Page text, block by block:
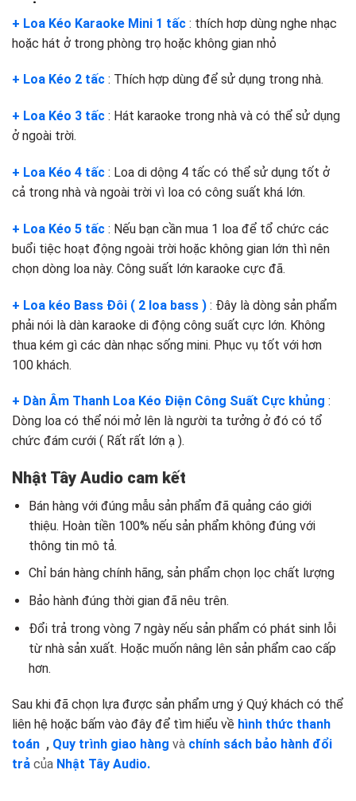
+ Loa Kéo Karaoke Mini 1 tấc : thích hơp dùng nghe nhạc
hoặc hát ở trong phòng trọ hoặc không gian nhỏ
+ Loa Kéo 2 tấc : Thích hợp dùng để sử dụng trong nhà.
+ Loa Kéo 3 tấc : Hát karaoke trong nhà và có thể sử dụng
ở ngoài trời.
+ Loa Kéo 4 tấc : Loa di dộng 4 tấc có thể sử dụng tốt ở
cả trong nhà và ngoài trời vì loa có công suất khá lớn.
+ Loa Kéo 5 tấc : Nếu bạn cần mua 1 loa để tổ chức các
buổi tiệc hoạt động ngoài trời hoặc không gian lớn thì nên
chọn dòng loa này. Công suất lớn karaoke cực đã.
+ Loa kéo Bass Đôi ( 2 loa bass ) : Đây là dòng sản phẩm
phải nói là dàn karaoke di động công suất cực lớn. Không
thua kém gì các dàn nhạc sống mini. Phục vụ tốt với hơn
100 khách.
+ Dàn Âm Thanh Loa Kéo Điện Công Suất Cực khủng :
Dòng loa có thể nói mở lên là người ta tưởng ở đó có tổ
chức đám cưới ( Rất rất lớn ạ ).
Nhật Tây Audio cam kết
Bán hàng với đúng mẫu sản phẩm đã quảng cáo giới
thiệu. Hoàn tiền 100% nếu sản phẩm không đúng với
thông tin mô tả.
Chỉ bán hàng chính hãng, sản phẩm chọn lọc chất lượng
Bảo hành đúng thời gian đã nêu trên.
Đổi trả trong vòng 7 ngày nếu sản phẩm có phát sinh lỗi
từ nhà sản xuất. Hoặc muốn nâng lên sản phẩm cao cấp
hơn.
Sau khi đã chọn lựa được sản phẩm ưng ý Quý khách có thể
liên hệ hoặc bấm vào đây để tìm hiểu về hình thức thanh
toán , Quy trình giao hàng và chính sách bảo hành đổi
trả của Nhật Tây Audio.